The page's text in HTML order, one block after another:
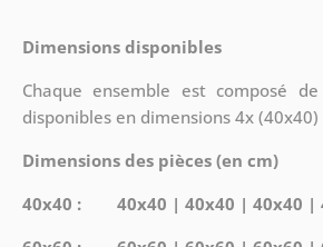
Dimensions disponibles
Chaque ensemble est composé
disponibles en dimensions 4x
Dimensions des pièces (en cm)
40x40 : 40x40 | 40x40 | 40x40 |